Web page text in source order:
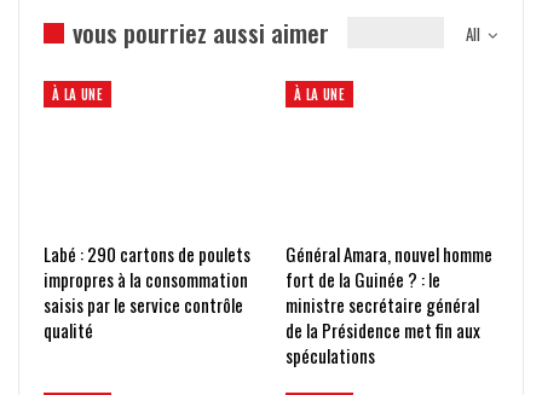
All
vous pourriez aussi aimer
À LA UNE
Labé : 290 cartons de poulets
impropres à la consommation
saisis par le service contrôle
qualité
À LA UNE
Général Amara, nouvel homme
fort de la Guinée ? : le
ministre secrétaire général
de la Présidence met fin aux
spéculations